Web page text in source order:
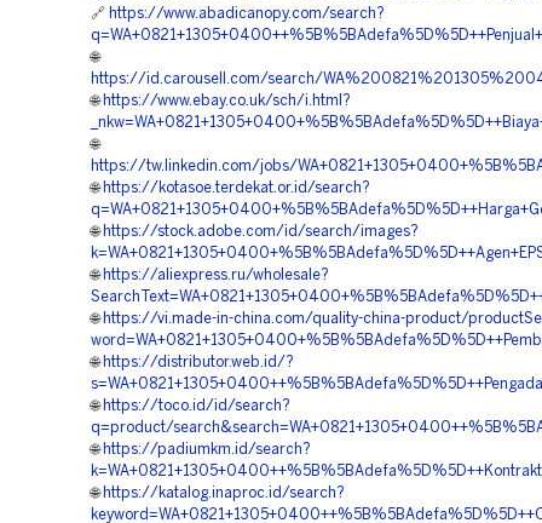
🔗 https://www.abadicanopy.com/search?
🌐
https://id.carousell.com/search/
🌐 https://www.ebay.co.uk/sch/i.html?
🌐
https://tw.linkedin.com/jobs/
🌐 https://kotasoe.terdekat.or.id/search?
🌐 https://stock.adobe.com/id/search/images?
🌐 https://aliexpress.ru/wholesale?
🌐 https://vi.made-in-china.com/quality-china-product/
🌐 https://distributor.web.id/?
🌐 https://toco.id/id/search?
q=product/
🌐 https://padiumkm.id/search?
🌐 https://katalog.inaproc.id/search?